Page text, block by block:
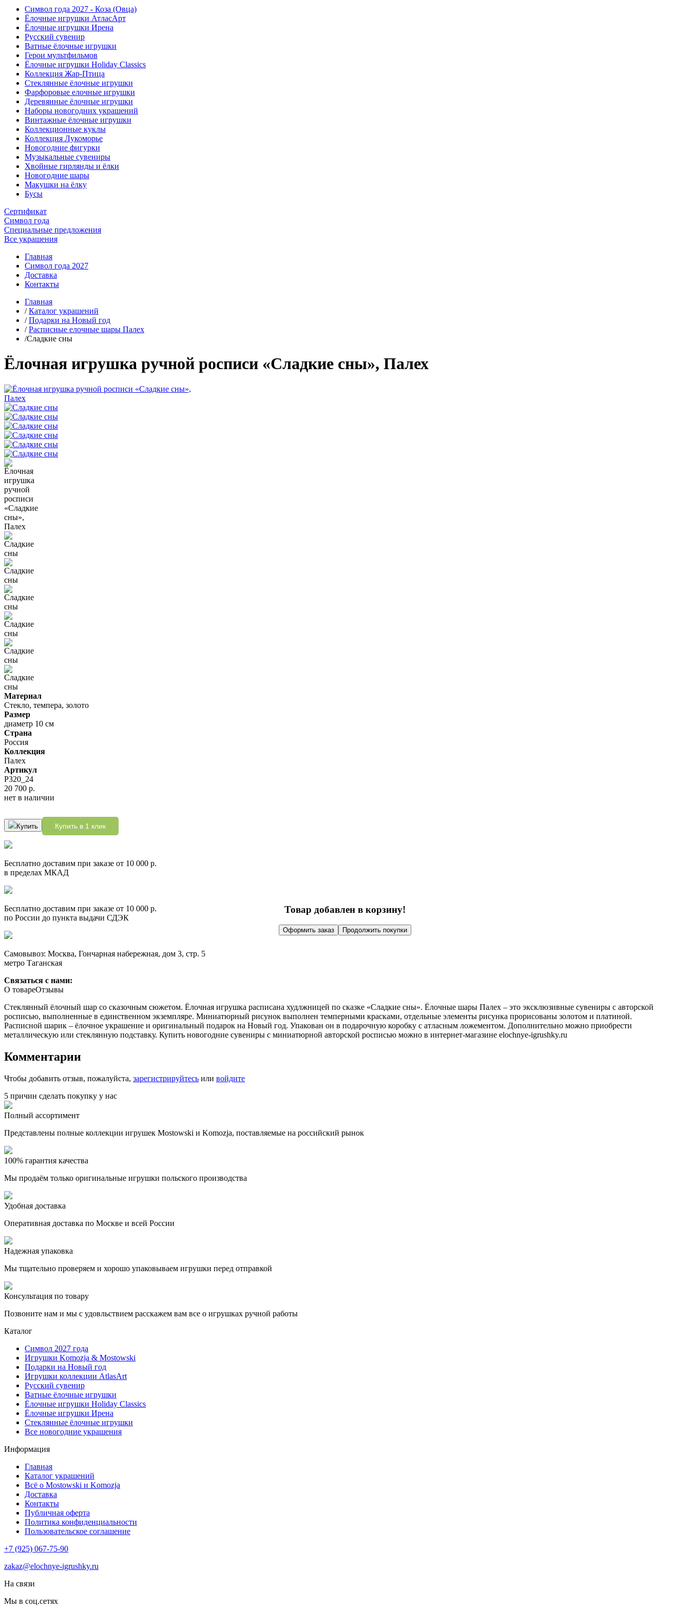
Символ года 2027 - Коза (Овца)
Ёлочные игрушки АтласАрт
Ёлочные игрушки Ирена
Русский сувенир
Ватные ёлочные игрушки
Герои мультфильмов
Ёлочные игрушки Holiday Classics
Коллекция Жар-Птица
Стеклянные ёлочные игрушки
Фарфоровые елочные игрушки
Деревянные ёлочные игрушки
Наборы новогодних украшений
Винтажные ёлочные игрушки
Коллекционные куклы
Коллекция Лукоморье
Новогодние фигурки
Музыкальные сувениры
Хвойные гирлянды и ёлки
Новогодние шары
Макушки на ёлку
Бусы
Сертификат
Символ года
Специальные предложения
Все украшения
Главная
Символ года 2027
Доставка
Контакты
Главная
/Каталог украшений
/Подарки на Новый год
/Расписные елочные шары Палех
/Сладкие сны
Ёлочная игрушка ручной росписи «Сладкие сны», Палех
Материал
Стекло, темпера, золото
Размер
диаметр 10 см
Страна
Россия
Коллекция
Палех
Артикул
P320_24
20 700 р.
нет в наличии
Купить Купить в 1 клик
Бесплатно доставим при заказе от 10 000 р.
в пределах МКАД
Бесплатно доставим при заказе от 10 000 р.
по России до пункта выдачи СДЭК
Самовывоз: Москва, Гончарная набережная, дом 3, стр. 5
метро Таганская
Связаться с нами:
О товареОтзывы
Стеклянный ёлочный шар со сказочным сюжетом. Ёлочная игрушка расписана худлжницей по сказке «Сладкие сны». Ёлочные шары Палех – это эксклюзивные сувениры с авторской
росписью, выполненные в единственном экземпляре. Миниатюрный рисунок выполнен темперными красками, отдельные элементы рисунка прорисованы золотом и платиной.
Расписной шарик – ёлочное украшение и оригинальный подарок на Новый год. Упакован он в подарочную коробку с атласным ложементом. Дополнительно можно приобрести
металлическую или стеклянную подставку. Купить новогодние сувениры с миниатюрной авторской росписью можно в интернет-магазине elochnye-igrushky.ru
Комментарии
Чтобы добавить отзыв, пожалуйста, зарегистрируйтесь или войдите
5 причин сделать покупку у нас
Полный ассортимент
Представлены полные коллекции игрушек Mostowski и Komozja, поставляемые на российский рынок
100% гарантия качества
Мы продаём только оригинальные игрушки польского производства
Удобная доставка
Оперативная доставка по Москве и всей России
Надежная упаковка
Мы тщательно проверяем и хорошо упаковываем игрушки перед отправкой
Консультация по товару
Позвоните нам и мы с удовльствием расскажем вам все о игрушках ручной работы
Каталог
Символ 2027 года
Игрушки Komozja & Mostowski
Подарки на Новый год
Игрушки коллекции AtlasArt
Русский сувенир
Ватные ёлочные игрушки
Ёлочные игрушки Holiday Classics
Ëлочные игрушки Ирена
Стеклянные ёлочные игрушки
Все новогодние украшения
Информация
Главная
Каталог украшений
Всё о Mostowski и Komozja
Доставка
Контакты
Публичная оферта
Политика конфиденциальности
Пользовательское соглашение
+7 (925) 067-75-90
zakaz@elochnye-igrushky.ru
На связи
Мы в соц.сетях
Товар добавлен в корзину!
Оформить заказ Продолжить покупки